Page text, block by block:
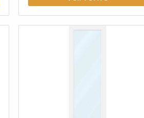
Ug 1,1 selon NF EN 673. Produit